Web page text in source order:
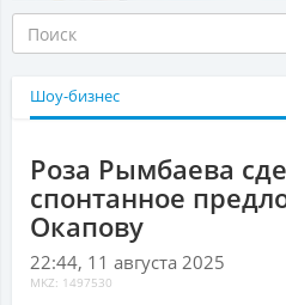
Шоу-бизнес
Роза Рымбаева
спонтанное
Окапову
22:44, 11 августа 2025
MKZ: 1497530